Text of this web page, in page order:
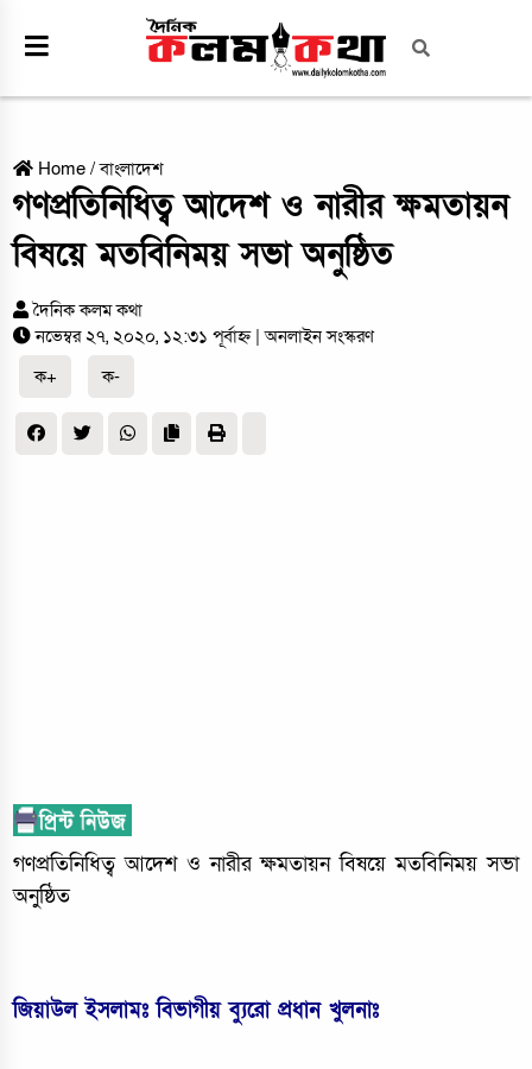
Home /বাংলাদেশ
গণপ্রতিনিধিত্ব আদেশ ও নারীর ক্ষমতায়ন
বিষয়ে মতবিনিময় সভা অনুষ্ঠিত
দৈনিক কলম কথা
নভেম্বর ২৭, ২০২০, ১২:৩১ পূর্বাহ্ন | অনলাইন সংস্করণ
ক+
ক-
গণপ্রতিনিধিত্ব আদেশ ও নারীর ক্ষমতায়ন বিষয়ে মতবিনিময় সভা
অনুষ্ঠিত
জিয়াউল ইসলামঃ বিভাগীয় ব্যুরো প্রধান খুলনাঃ